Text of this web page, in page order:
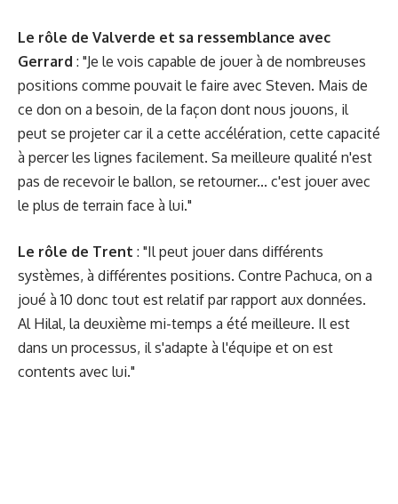
Le rôle de Valverde et sa ressemblance avec
Gerrard : "Je le vois capable de jouer à de nombreuses
positions comme pouvait le faire avec Steven. Mais de
ce don on a besoin, de la façon dont nous jouons, il
peut se projeter car il a cette accélération, cette capacité
à percer les lignes facilement. Sa meilleure qualité n'est
pas de recevoir le ballon, se retourner... c'est jouer avec
le plus de terrain face à lui."
Le rôle de Trent : "Il peut jouer dans différents
systèmes, à différentes positions. Contre Pachuca, on a
joué à 10 donc tout est relatif par rapport aux données.
Al Hilal, la deuxième mi-temps a été meilleure. Il est
dans un processus, il s'adapte à l'équipe et on est
contents avec lui."